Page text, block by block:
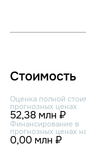
Стоимость
Оценка полной
прогнозных ценах
52,38 млн ₽
Финансирование в
прогнозных ценах
0,00 млн ₽